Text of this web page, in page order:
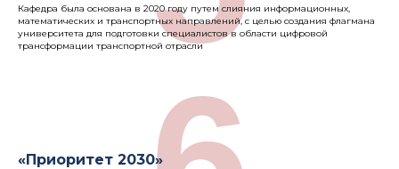
Кафедра была основана в 2020 году путем слияния информационных,
математических и транспортных направлений, с целью создания флагмана
университета для подготовки специалистов в области цифровой
трансформации транспортной отрасли
«Приоритет 2030»